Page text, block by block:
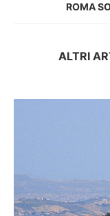
ROMA
ALTRI